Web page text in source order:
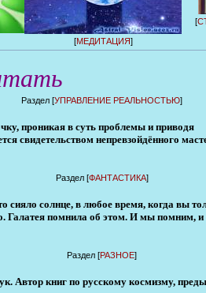
[МЕДИТАЦИЯ]
[
Раздел [УПРАВЛЕНИЕ РЕАЛЬНОСТЬЮ]
проникая в суть проблемы и приводя
свидетельством непревзойдённого
Раздел [ФАНТАСТИКА]
сияло солнце, в любое время, когда вы
Галатея помнила об этом. И мы помним, и
Раздел [РАЗНОЕ]
Автор книг по русскому космизму,